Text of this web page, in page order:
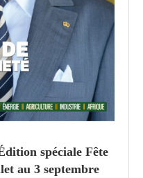
spéciale Fête
au 3 septembre